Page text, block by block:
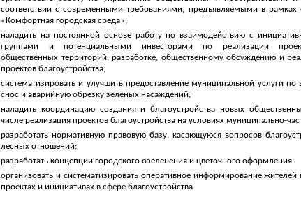
соответствии с современными требованиями, предъявляемыми в рамках
«Комфортная городская среда»,
наладить на постоянной основе работу по взаимодействию с
группами и потенциальными инвесторами по реализации
общественных территорий, разработке, общественному обсуждению и
проектов благоустройства;
систематизировать и улучшить предоставление муниципальной услуги
снос и аварийную обрезку зеленых насаждений;
наладить координацию создания и благоустройства новых
числе реализация проектов благоустройства на условиях муниципально-
разработать нормативную правовую базу, касающуюся вопросов
лесных отношений;
разработать концепции городского озеленения и цветочного оформления.
организовать и систематизировать оперативное информирование
проектах и инициативах в сфере благоустройства.